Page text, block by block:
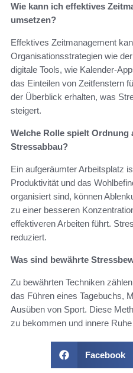
Wie kann ich effektives
umsetzen?
Effektives Zeitmanagement
Organisationsstrategien wie
digitale Tools, wie Kalender-
das Einteilen von Zeitfenstern
der Überblick erhalten, was
steigert.
Welche Rolle spielt Ordnung
Stressabbau?
Ein aufgeräumter Arbeitsplatz
Produktivität und das
organisiert sind, können
zu einer besseren
effektiveren Arbeiten führt.
reduziert.
Was sind bewährte
Zu bewährten Techniken
das Führen eines Tagebuchs,
Ausüben von Sport. Diese
zu bekommen und innere
Facebook